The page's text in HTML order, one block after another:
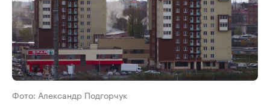
Фото: Александр Подгорчук